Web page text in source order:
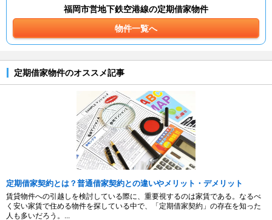
福岡市営地下鉄空港線の定期借家物件
物件一覧へ
定期借家物件のオススメ記事
定期借家契約とは？普通借家契約との違いやメリット・デメリット
賃貸物件への引越しを検討している際に、重要視するのは家賃である。なるべ
く安い家賃で住める物件を探している中で、「定期借家契約」の存在を知った
人も多いだろう。...